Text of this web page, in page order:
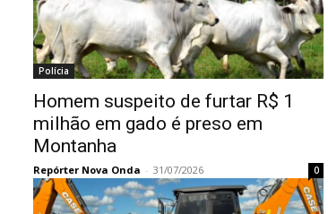
Polícia
Homem suspeito de furtar R$ 1
milhão em gado é preso em
Montanha
Repórter Nova Onda - 31/07/2026 0